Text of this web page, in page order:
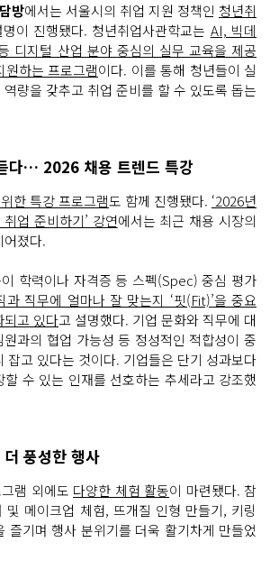
방에서는 서울시의 취업 지원 정책인 청년취
이 진행됐다. 청년취업사관학교는 AI, 빅데
디지털 산업 분야 중심의 실무 교육을 제공
하는 프로그램이다. 이를 통해 청년들이 실
량을 갖추고 취업 준비를 할 수 있도록 돕는
다… 2026 채용 트렌드 특강
한 특강 프로그램도 함께 진행됐다. ‘2026년
업 준비하기’ 강연에서는 최근 채용 시장의
어졌다.
학력이나 자격증 등 스펙(Spec) 중심 평가
과 직무에 얼마나 잘 맞는지 ‘핏(Fit)’을 중요
되고 있다고 설명했다. 기업 문화와 직무에 대
과의 협업 가능성 등 정성적인 적합성이 중
잡고 있다는 것이다. 기업들은 단기 성과보다
수 있는 인재를 선호하는 추세라고 강조했
풍성한 행사
램 외에도 다양한 체험 활동이 마련됐다. 참
및 메이크업 체험, 뜨개질 인형 만들기, 키링
즐기며 행사 분위기를 더욱 활기차게 만들었